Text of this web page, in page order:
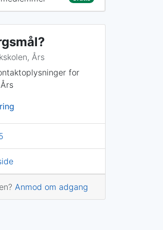
Års
for
Anmod om adgang